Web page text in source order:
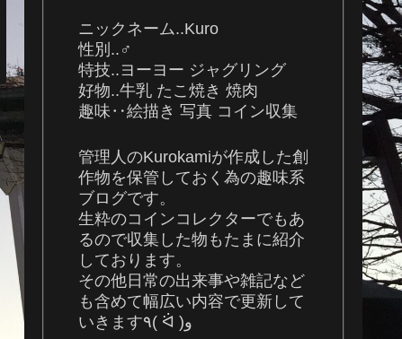
ニックネーム..Kuro
性別..♂
特技..ヨーヨー ジャグリング
好物..牛乳 たこ焼き 焼肉
趣味‥絵描き 写真 コイン収集
管理人のKurokamiが作成した創
作物を保管しておく為の趣味系
ブログです。
生粋のコインコレクターでもあ
るので収集した物もたまに紹介
しております。
その他日常の出来事や雑記など
も含めて幅広い内容で更新して
いきます٩( ᐛ )و